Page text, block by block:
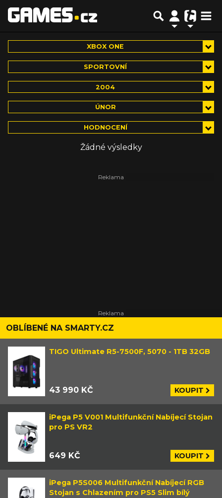
XBOX ONE
SPORTOVNÍ
2004
ÚNOR
HODNOCENÍ
Žádné výsledky
OBLÍBENÉ NA SMARTY.CZ
TIGO Ultimate R5-7500F, 5070 - 1TB 32GB
43 990 KČ KOUPIT
iPega P5 V001 Multifunkční Nabíjecí Stojan
pro PS VR2
649 KČ KOUPIT
iPega P5S006 Multifunkční Nabíjecí RGB
Stojan s Chlazením pro PS5 Slim bílý